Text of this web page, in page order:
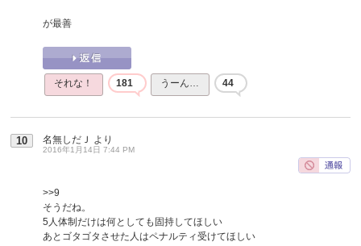
が最善
それな！ 181 うーん… 44
10 名無しだＪ より
2016年1月14日 7:44 PM
>>9
そうだね。
5人体制だけは何としても固持してほしい
あとゴタゴタさせた人はペナルティ受けてほしい